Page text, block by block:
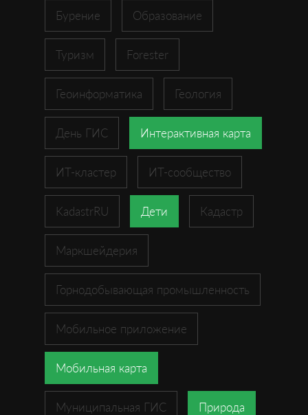
Бурение Образование
Туризм Forester
Геоинформатика Геология
День ГИС Интерактивная карта
ИТ-кластер ИТ-сообщество
KadastrRU Дети Кадастр
Маркшейдерия
Горнодобывающая промышленность
Мобильное приложение
Мобильная карта
Муниципальная ГИС Природа